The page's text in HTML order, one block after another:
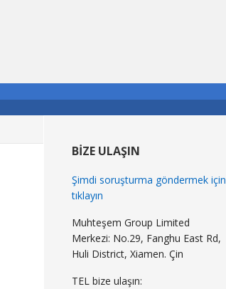
Kenar
Çubuğu
BIZE ULAŞIN
Şimdi soruşturma göndermek için
tıklayın
Muhteşem Group Limited
Merkezi: No.29, Fanghu East Rd,
Huli District, Xiamen. Çin
TEL bize ulaşın: